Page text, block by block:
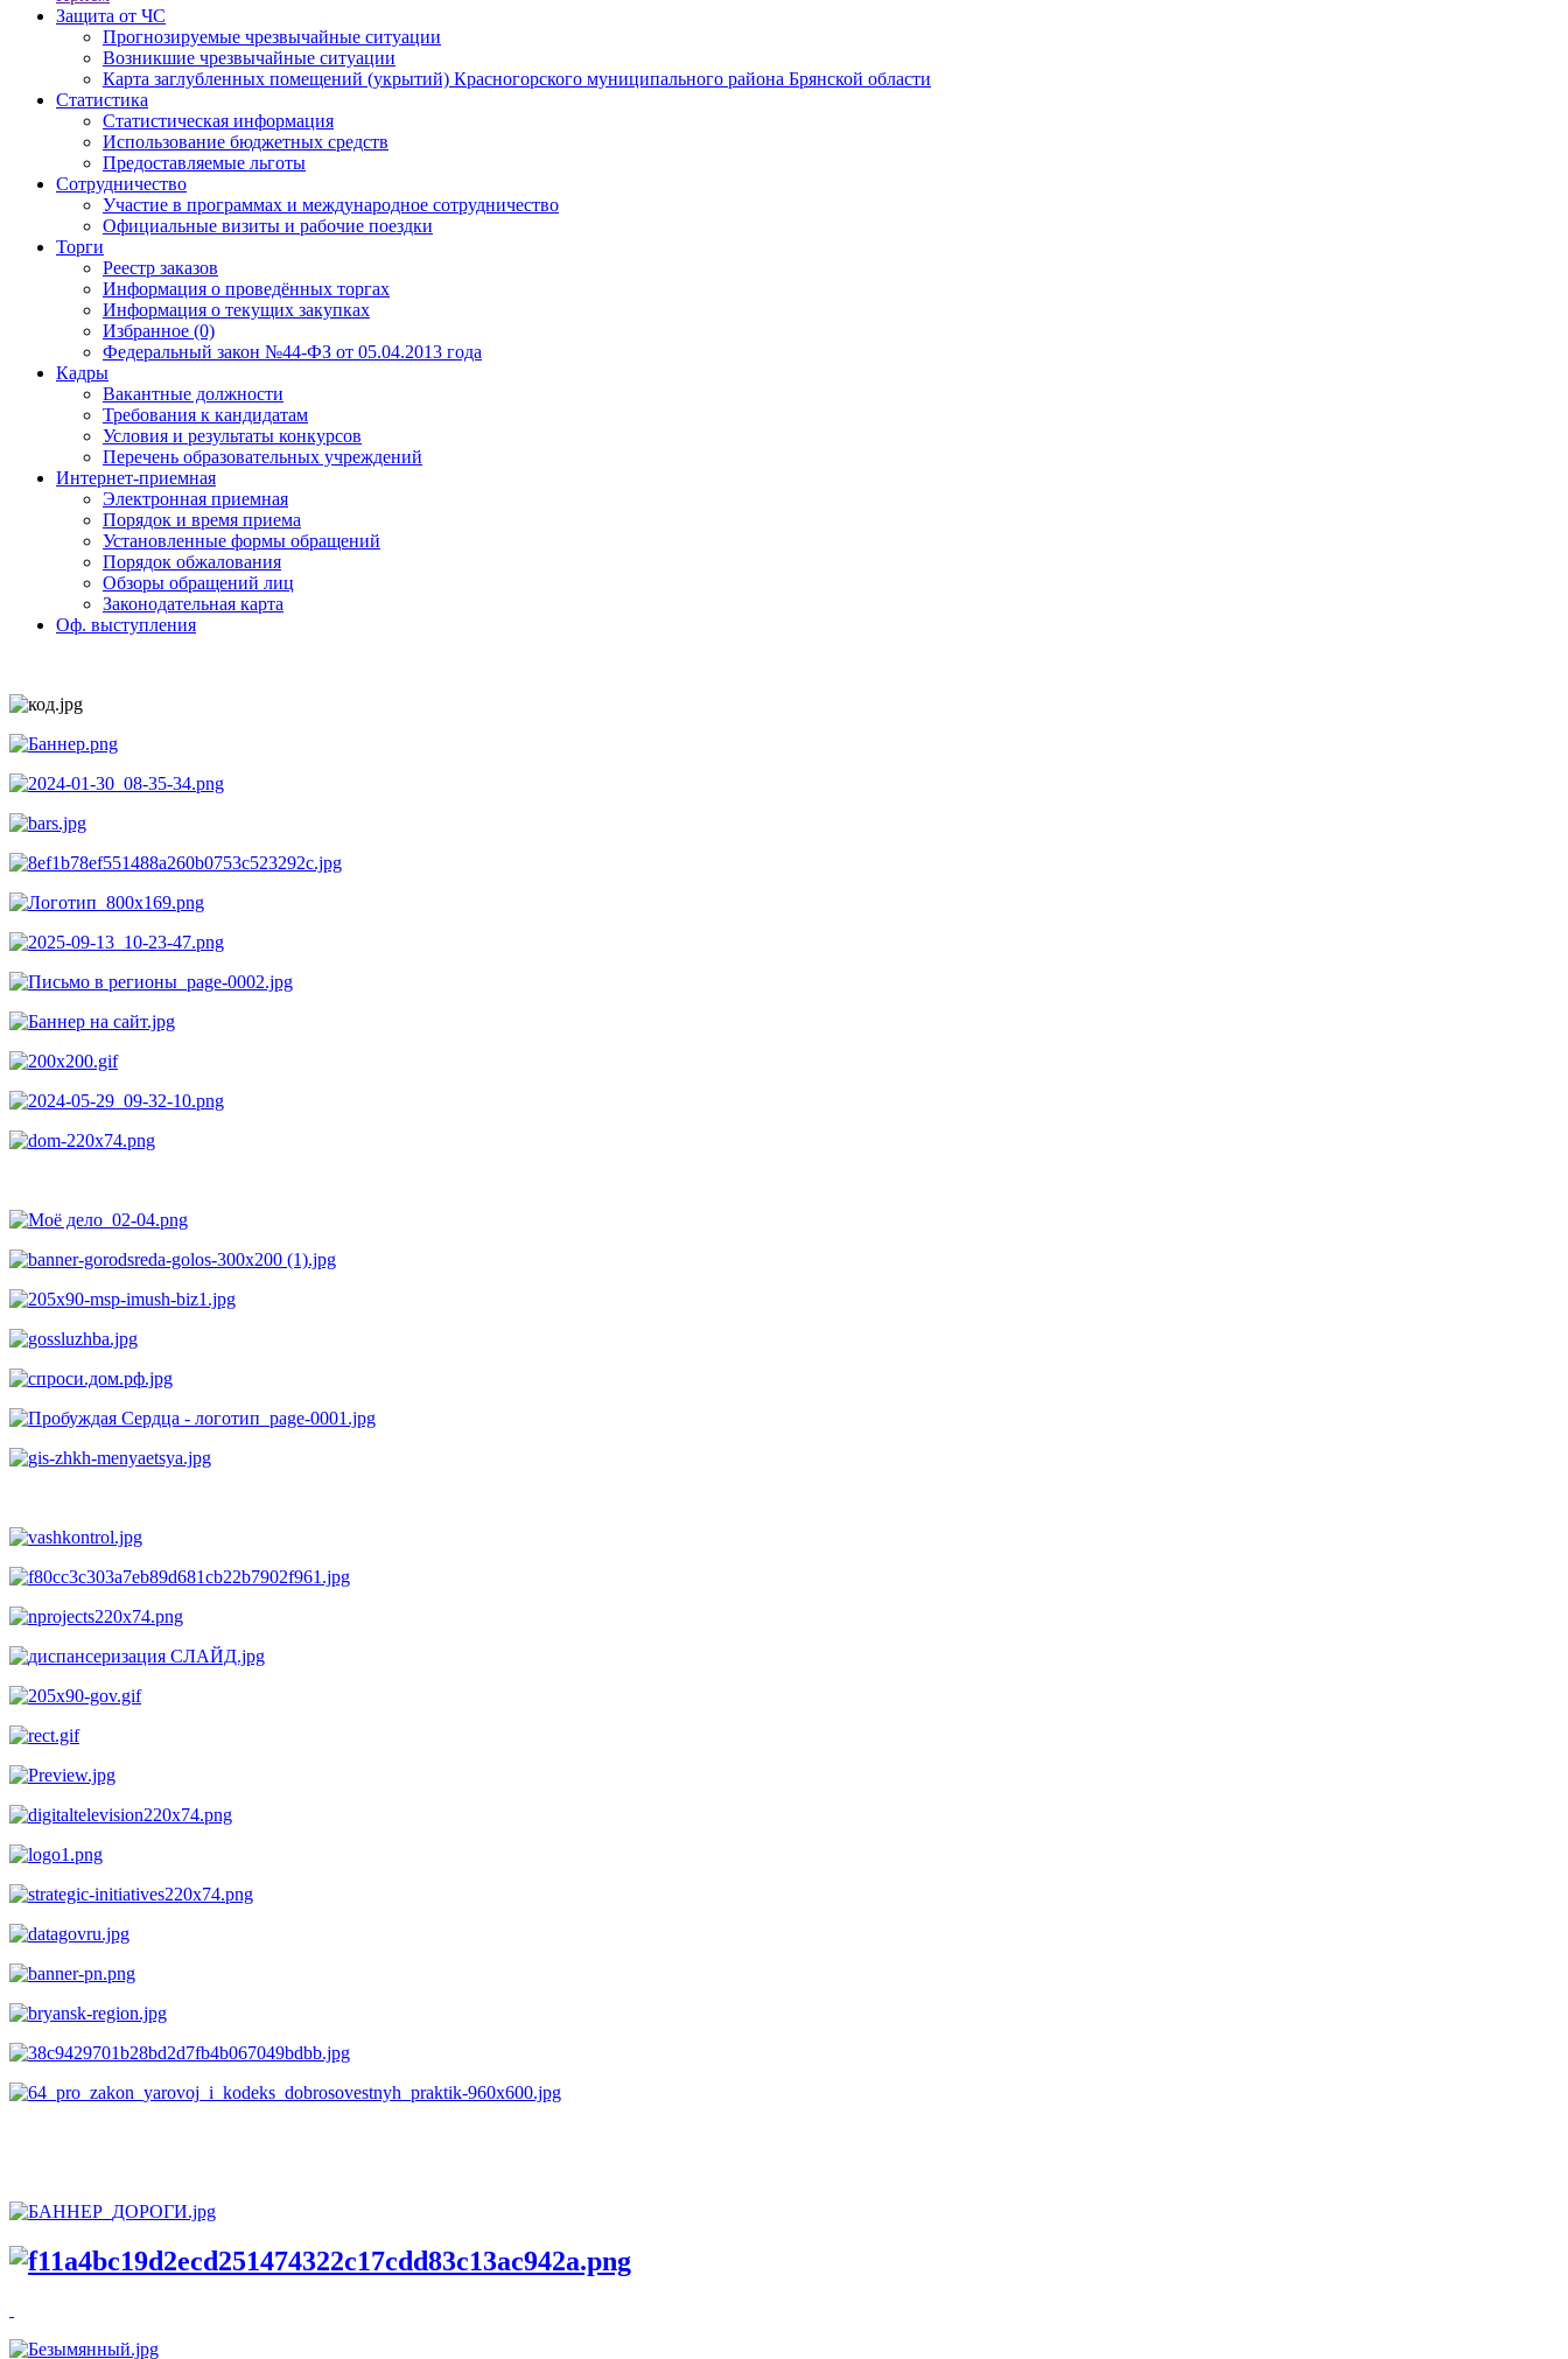
Защита от ЧС
Прогнозируемые чрезвычайные ситуации
Возникшие чрезвычайные ситуации
Карта заглубленных помещений (укрытий) Красногорского муниципального района Брянской области
Статистика
Статистическая информация
Использование бюджетных средств
Предоставляемые льготы
Сотрудничество
Участие в программах и международное сотрудничество
Официальные визиты и рабочие поездки
Торги
Реестр заказов
Информация о проведённых торгах
Информация о текущих закупках
Избранное (0)
Федеральный закон №44-ФЗ от 05.04.2013 года
Кадры
Вакантные должности
Требования к кандидатам
Условия и результаты конкурсов
Перечень образовательных учреждений
Интернет-приемная
Электронная приемная
Порядок и время приема
Установленные формы обращений
Порядок обжалования
Обзоры обращений лиц
Законодательная карта
Оф. выступления